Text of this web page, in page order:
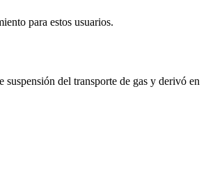
para estos usuarios.
del transporte de gas y derivó en